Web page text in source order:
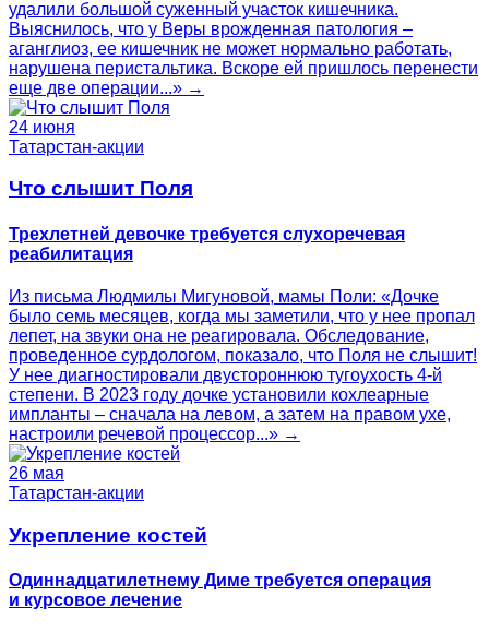
удалили большой суженный участок кишечника.
Выяснилось, что у Веры врожденная патология –
аганглиоз, ее кишечник не может нормально работать,
нарушена перистальтика. Вскоре ей пришлось перенести
еще две операции...» →
24 июня
Татарстан-акции
Что слышит Поля
Трехлетней девочке требуется слухоречевая
реабилитация
Из письма Людмилы Мигуновой, мамы Поли: «Дочке
было семь месяцев, когда мы заметили, что у нее пропал
лепет, на звуки она не реагировала. Обследование,
проведенное сурдологом, показало, что Поля не слышит!
У нее диагностировали двустороннюю тугоухость 4-й
степени. В 2023 году дочке установили кохлеарные
импланты – сначала на левом, а затем на правом ухе,
настроили речевой процессор...» →
26 мая
Татарстан-акции
Укрепление костей
Одиннадцатилетнему Диме требуется операция
и курсовое лечение